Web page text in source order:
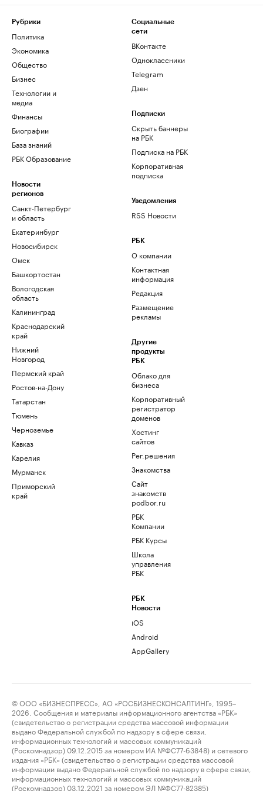
Рубрики
Политика
Экономика
Общество
Бизнес
Технологии и
медиа
Финансы
Биографии
База знаний
РБК Образование
Новости
регионов
Санкт-Петербург
и область
Екатеринбург
Новосибирск
Омск
Башкортостан
Вологодская
область
Калининград
Краснодарский
край
Нижний
Новгород
Пермский край
Ростов-на-Дону
Татарстан
Тюмень
Черноземье
Кавказ
Карелия
Мурманск
Приморский
край
Социальные
сети
ВКонтакте
Одноклассники
Telegram
Дзен
Подписки
Скрыть баннеры
на РБК
Подписка на РБК
Корпоративная
подписка
Уведомления
RSS Новости
РБК
О компании
Контактная
информация
Редакция
Размещение
рекламы
Другие
продукты
РБК
Облако для
бизнеса
Корпоративный
регистратор
доменов
Хостинг
сайтов
Рег.решения
Знакомства
Сайт
знакомств
podbor.ru
РБК
Компании
РБК Курсы
Школа
управления
РБК
РБК
Новости
iOS
Android
AppGallery
© ООО «БИЗНЕСПРЕСС», АО «РОСБИЗНЕСКОНСАЛТИНГ», 1995–
2026. Сообщения и материалы информационного агентства «РБК»
(свидетельство о регистрации средства массовой информации
выдано Федеральной службой по надзору в сфере связи,
информационных технологий и массовых коммуникаций
(Роскомнадзор) 09.12.2015 за номером ИА №ФС77-63848) и сетевого
издания «РБК» (свидетельство о регистрации средства массовой
информации выдано Федеральной службой по надзору в сфере связи,
информационных технологий и массовых коммуникаций
(Роскомнадзор) 03.12.2021 за номером ЭЛ №ФС77-82385)